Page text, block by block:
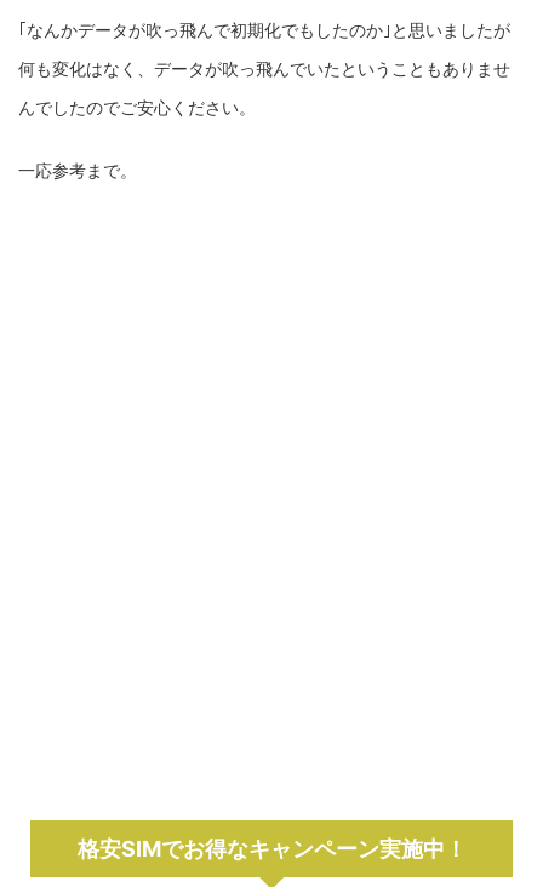
｢なんかデータが吹っ飛んで初期化でもしたのか｣と思いましたが
何も変化はなく、データが吹っ飛んでいたということもありませ
んでしたのでご安心ください。
一応参考まで。
格安SIMでお得なキャンペーン実施中！